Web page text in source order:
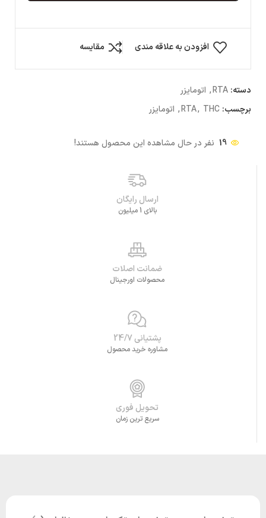
افزودن به علاقه مندی مقایسه
دسته: RTA
, اتومایزر
برچسب:
RTA, THC
, اتومایزر
19 نفر در حال مشاهده این محصول هستند!
ارسال رایگان
بالای 1 میلیون
ضمانت اصلات
محصولات اورجینال
پشتیانی 24/7
مشاوره خرید محصول
تحویل فوری
سریع ترین زمان